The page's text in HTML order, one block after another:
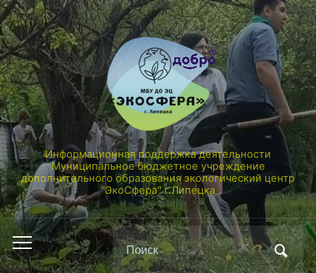
Информационная поддержка деятельности
Муниципальное бюджетное учреждение
дополнительного образования экологический центр
"ЭкоСфера" г.Липецка
Переключить
мобильное
Поиск
по: